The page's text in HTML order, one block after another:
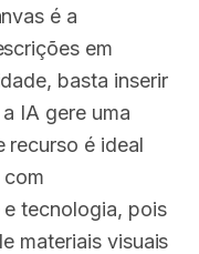
é a
em
basta inserir
IA gere uma
recurso é ideal
com
tecnologia, pois
materiais visuais